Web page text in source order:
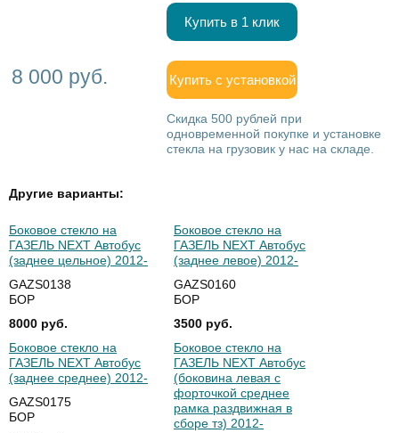
Купить в 1 клик
8 000 руб. Купить с установкой
Скидка 500 рублей при
одновременной покупке и установке
стекла на грузовик у нас на складе.
Другие варианты:
Боковое стекло на
ГАЗЕЛЬ NEXT Автобус
(заднее цельное) 2012-
GAZS0138
БОР
8000 руб.
Боковое стекло на
ГАЗЕЛЬ NEXT Автобус
(заднее левое) 2012-
GAZS0160
БОР
3500 руб.
Боковое стекло на
ГАЗЕЛЬ NEXT Автобус
(заднее среднее) 2012-
GAZS0175
БОР
Боковое стекло на
ГАЗЕЛЬ NEXT Автобус
(боковина левая с
форточкой среднее
рамка раздвижная в
сборе тз) 2012-